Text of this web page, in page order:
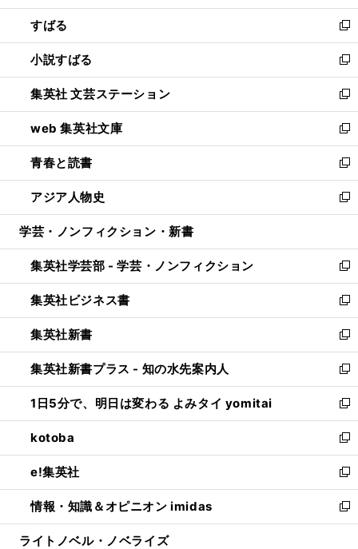
開
く
ウ
で
開
く
ン
ド
ウ
で
開
く
すばる
新
し
い
ウ
ィ
ン
ド
ウ
で
開
く
小説すばる
新
し
い
ウ
ィ
ン
ド
ウ
で
開
集英社 文芸ステーション
新
し
い
ウ
ィ
ン
ド
ウ
開
く
web 集英社文庫
新
し
い
ウ
ィ
ン
ウ
で
開
く
青春と読書
新
し
い
ウ
ン
ド
ウ
で
開
く
アジア人物史
新
し
ウ
ィ
ン
ド
ウ
で
開
く
学芸・ノンフィクション・新書
集英社学芸部 - 学芸・ノンフィクション
新
し
い
ウ
ィ
ン
ド
ウ
で
開
く
集英社ビジネス書
新
し
い
ウ
ィ
ン
ド
ウ
で
開
く
集英社新書
新
し
い
ウ
ィ
ン
ド
ウ
で
開
く
集英社新書プラス - 知の水先案内人
新
し
い
ウ
ィ
ン
ド
ウ
で
開
1日5分で、明日は変わる よみタイ yomitai
新
し
い
ウ
ィ
ン
ド
ウ
kotoba
新
し
い
ウ
ィ
ン
e!集英社
新
し
い
ウ
情報・知識＆オピニオン imidas
新
し
ライトノベル・ノベライズ